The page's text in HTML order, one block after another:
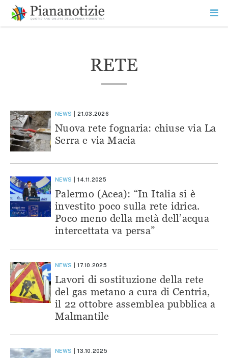
contenuto
SEARCH
RETE
NEWS 21.03.2026
Nuova rete fognaria: chiuse via La
Serra e via Macia
NEWS 14.11.2025
Palermo (Acea): “In Italia si è
investito poco sulla rete idrica.
Poco meno della metà dell’acqua
intercettata va persa”
NEWS 17.10.2025
Lavori di sostituzione della rete
del gas metano a cura di Centria,
il 22 ottobre assemblea pubblica a
Malmantile
NEWS 13.10.2025